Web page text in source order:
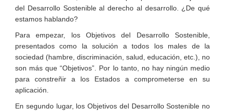
del Desarrollo Sostenible al derecho al desarrollo. ¿De qué
estamos hablando?
Para empezar, los Objetivos del Desarrollo Sostenible,
presentados como la solución a todos los males de la
sociedad (hambre, discriminación, salud, educación, etc.), no
son más que “Objetivos”. Por lo tanto, no hay ningún medio
para constreñir a los Estados a comprometerse en su
aplicación.
En segundo lugar, los Objetivos del Desarrollo Sostenible no